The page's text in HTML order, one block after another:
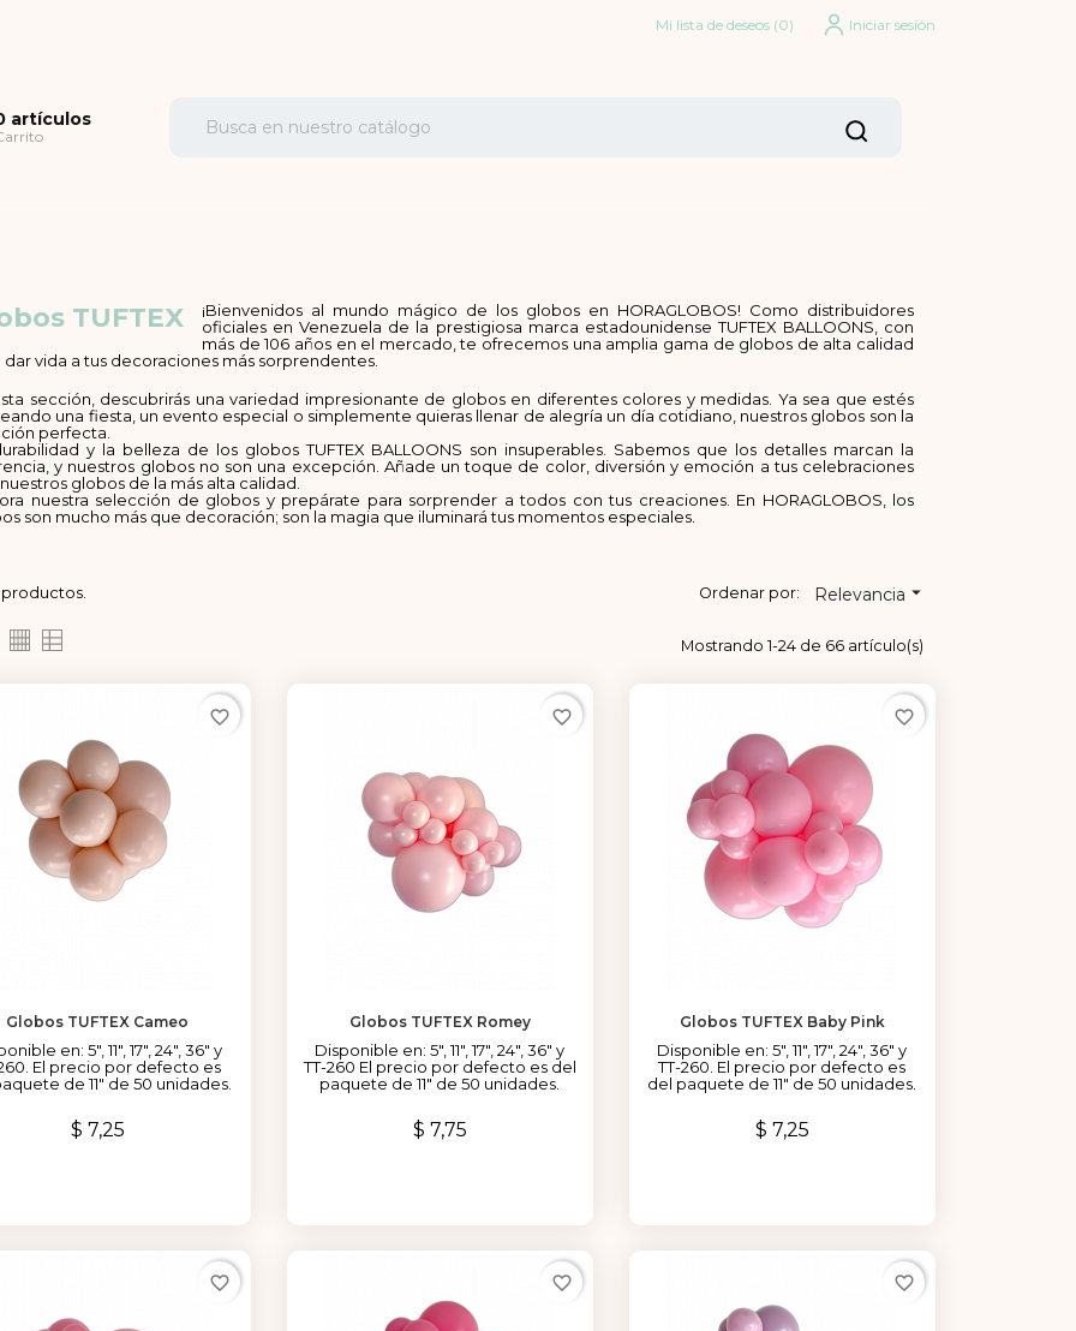
Mi lista de deseos (0) Iniciar sesión
artículos
TUFTEX
¡Bienvenidos al mundo mágico de los globos en HORAGLOBOS! Como distribuidores
oficiales en Venezuela de la prestigiosa marca estadounidense TUFTEX BALLOONS, con
más de 106 años en el mercado, te ofrecemos una amplia gama de globos de alta calidad
dar vida a tus decoraciones más sorprendentes.
sección, descubrirás una variedad impresionante de globos en diferentes colores y medidas. Ya sea que estés
una fiesta, un evento especial o simplemente quieras llenar de alegría un día cotidiano, nuestros globos son la
perfecta.
y la belleza de los globos TUFTEX BALLOONS son insuperables. Sabemos que los detalles marcan la
y nuestros globos no son una excepción. Añade un toque de color, diversión y emoción a tus celebraciones
globos de la más alta calidad.
nuestra selección de globos y prepárate para sorprender a todos con tus creaciones. En HORAGLOBOS, los
son mucho más que decoración; son la magia que iluminará tus momentos especiales.
Ordenar por: Relevancia 
Mostrando 1-24 de 66 artículo(s)
Globos TUFTEX Cameo
en: 5", 11", 17", 24", 36" y
El precio por defecto es
de 11" de 50 unidades.
Precio
$ 7,25
favorite_border
Globos TUFTEX Romey
Disponible en: 5", 11", 17", 24", 36" y
TT-260 El precio por defecto es del
paquete de 11" de 50 unidades.
Precio
$ 7,75
favorite_border
Globos TUFTEX Baby Pink
Disponible en: 5", 11", 17", 24", 36" y
TT-260. El precio por defecto es
del paquete de 11" de 50 unidades.
Precio
$ 7,25
favorite_border
favorite_border favorite_border favorite_border